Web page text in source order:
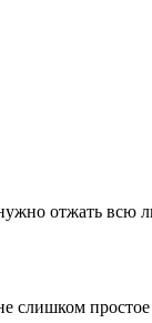
отжать
слишком